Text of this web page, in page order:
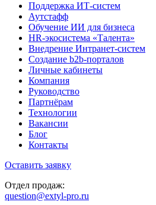
Поддержка ИТ-систем
Аутстафф
Обучение ИИ для бизнеса
HR-экосистема «Талента»
Внедрение Интранет-систем
Создание b2b-порталов
Личные кабинеты
Компания
Руководство
Партнёрам
Технологии
Вакансии
Блог
Контакты
Оставить заявку
Отдел продаж:
question@extyl-pro.ru